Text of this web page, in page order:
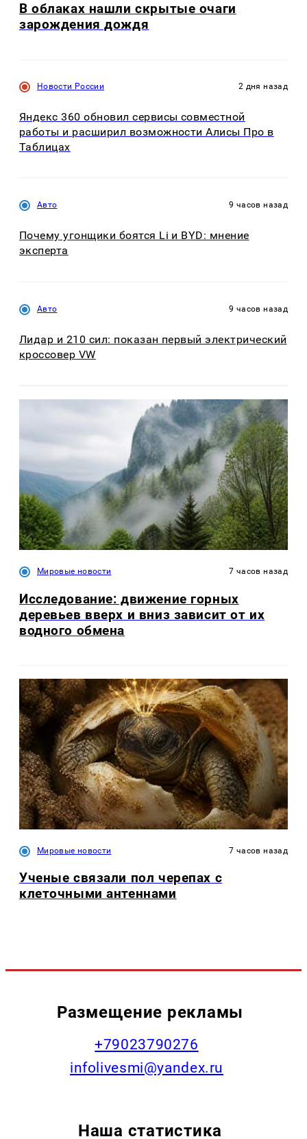
В облаках нашли скрытые очаги
зарождения дождя
Новости России 2 дня назад
Яндекс 360 обновил сервисы совместной
работы и расширил возможности Алисы Про в
Таблицах
Авто 9 часов назад
Почему угонщики боятся Li и BYD: мнение
эксперта
Авто 9 часов назад
Лидар и 210 сил: показан первый электрический
кроссовер VW
Мировые новости 7 часов назад
Исследование: движение горных
деревьев вверх и вниз зависит от их
водного обмена
Мировые новости 7 часов назад
Ученые связали пол черепах с
клеточными антеннами
Размещение рекламы
+79023790276
infolivesmi@yandex.ru
Наша статистика